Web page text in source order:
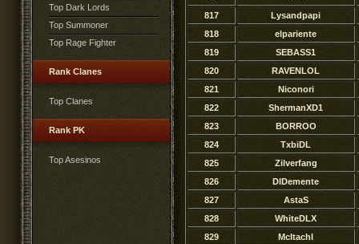
Top Dark Lords
Top Summoner
Top Rage Fighter
Rank Clanes
Top Clanes
Rank PK
Top Asesinos
817
Lysandpapi
818
elpariente
819
SEBASS1
820
RAVENLOL
821
Niconori
822
ShermanXD1
823
BORROO
824
TxbiDL
825
Zilverfang
826
DlDemente
827
AstaS
828
WhiteDLX
829
McItachI